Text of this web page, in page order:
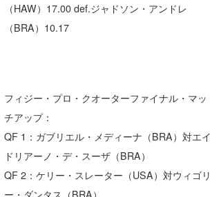
（HAW）17.00 def.ジャドソン・アンドレ
（BRA）10.17
フィジー・プロ・クオーターファイナル・マッ
チアップ：
QF 1：ガブリエル・メディーナ（BRA）対エイ
ドリアーノ・デ・スーザ（BRA）
QF 2：ケリー・スレーター（USA）対ウィゴリ
ー・ダンタス（BRA）